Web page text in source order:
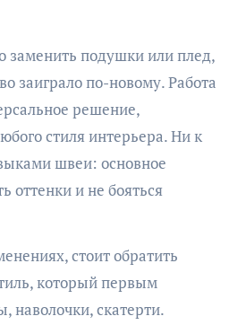
заменить подушки или плед,
заиграло по-новому. Работа
решение,
стиля интерьера. Ни к
швеи: основное
оттенки и не бояться
стоит обратить
который первым
наволочки, скатерти.